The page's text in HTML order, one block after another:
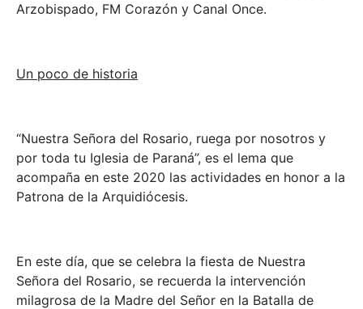
Arzobispado, FM Corazón y Canal Once.
Un poco de historia
“Nuestra Señora del Rosario, ruega por nosotros y
por toda tu Iglesia de Paraná”, es el lema que
acompaña en este 2020 las actividades en honor a la
Patrona de la Arquidiócesis.
En este día, que se celebra la fiesta de Nuestra
Señora del Rosario, se recuerda la intervención
milagrosa de la Madre del Señor en la Batalla de